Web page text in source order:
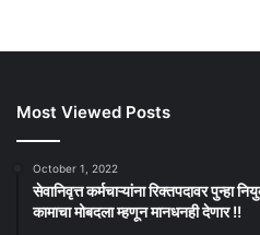
Most Viewed Posts
October 1, 2022
सेवानिवृत्त कर्मचाऱ्यांना रिक्तपदावर पुन्हा
कामाचा मोबदला म्हणून मानधनही देणार !!